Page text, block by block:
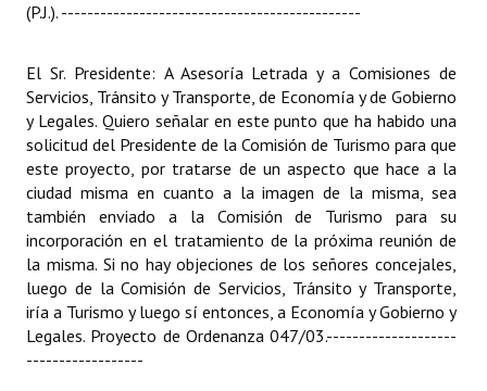
(P.J.). ----------------------------------------------
El Sr. Presidente: A Asesoría Letrada y a Comisiones de
Servicios, Tránsito y Transporte, de Economía y de Gobierno
y Legales. Quiero señalar en este punto que ha habido una
solicitud del Presidente de la Comisión de Turismo para que
este proyecto, por tratarse de un aspecto que hace a la
ciudad misma en cuanto a la imagen de la misma, sea
también enviado a la Comisión de Turismo para su
incorporación en el tratamiento de la próxima reunión de
la misma. Si no hay objeciones de los señores concejales,
luego de la Comisión de Servicios, Tránsito y Transporte,
iría a Turismo y luego sí entonces, a Economía y Gobierno y
Legales. Proyecto de Ordenanza 047/03.--------------------
------------------